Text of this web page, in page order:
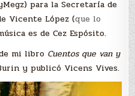
para la Secretaría de
Vicente López (que lo
es de Cez Espósito.
mi libro Cuentos que van y
y publicó Vicens Vives.